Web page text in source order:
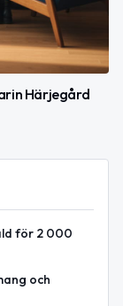
Härjegård
för 2 000
och